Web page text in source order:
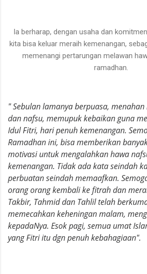
Ia berharap, dengan usaha dan
kita bisa keluar meraih kemenangan,
memenangi pertarungan melawan
ramadhan.
" Sebulan lamanya berpuasa,
dan nafsu, memupuk kebaikan guna
Idul Fitri, hari penuh kemenangan.
Ramadhan ini, bisa memberikan
motivasi untuk mengalahkan hawa
kemenangan. Tidak ada kata seindah
perbuatan seindah memaafkan.
orang orang kembali ke fitrah dan
Takbir, Tahmid dan Tahlil telah
memecahkan keheningan malam,
kepadaNya. Esok pagi, semua umat
yang Fitri itu dgn penuh kebahagiaan".